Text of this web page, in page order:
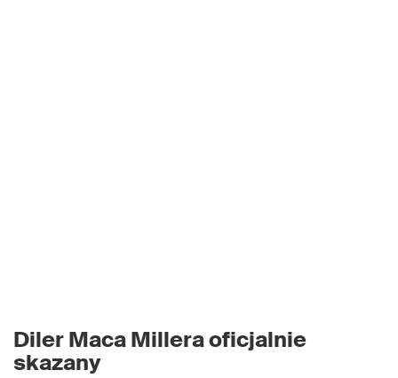
Diler Maca Millera oficjalnie
skazany